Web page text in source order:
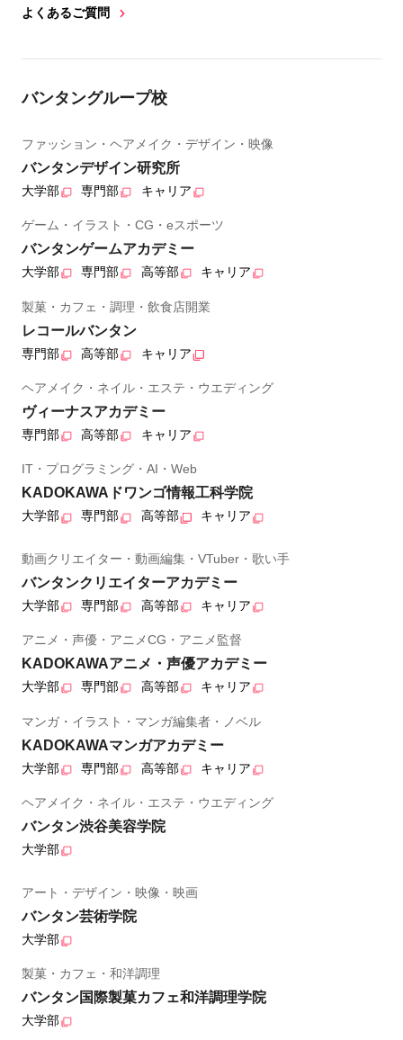
よくあるご質問
バンタングループ校
ファッション・ヘアメイク・デザイン・映像
バンタンデザイン研究所
大学部 専門部 キャリア
ゲーム・イラスト・CG・eスポーツ
バンタンゲームアカデミー
大学部 専門部 高等部 キャリア
製菓・カフェ・調理・飲食店開業
レコールバンタン
専門部 高等部 キャリア
ヘアメイク・ネイル・エステ・ウエディング
ヴィーナスアカデミー
専門部 高等部 キャリア
IT・プログラミング・AI・Web
KADOKAWAドワンゴ情報工科学院
大学部 専門部 高等部 キャリア
動画クリエイター・動画編集・VTuber・歌い手
バンタンクリエイターアカデミー
大学部 専門部 高等部 キャリア
アニメ・声優・アニメCG・アニメ監督
KADOKAWAアニメ・声優アカデミー
大学部 専門部 高等部 キャリア
マンガ・イラスト・マンガ編集者・ノベル
KADOKAWAマンガアカデミー
大学部 専門部 高等部 キャリア
ヘアメイク・ネイル・エステ・ウエディング
バンタン渋谷美容学院
大学部
アート・デザイン・映像・映画
バンタン芸術学院
大学部
製菓・カフェ・和洋調理
バンタン国際製菓カフェ和洋調理学院
大学部